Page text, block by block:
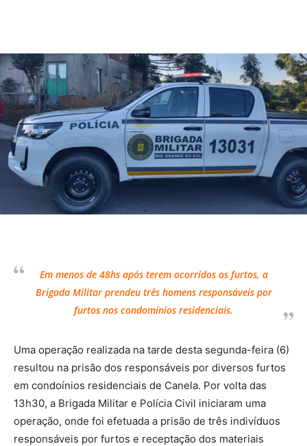
Em menos de 48hs após terem ocorridos os furtos, a
Brigada Militar prendeu três homens responsáveis por
furtos nos condomínios residenciais.
Uma operação realizada na tarde desta segunda-feira (6)
resultou na prisão dos responsáveis por diversos furtos
em condoínios residenciais de Canela. Por volta das
13h30, a Brigada Militar e Polícia Civil iniciaram uma
operação, onde foi efetuada a prisão de três indivíduos
responsáveis por furtos e receptação dos materiais